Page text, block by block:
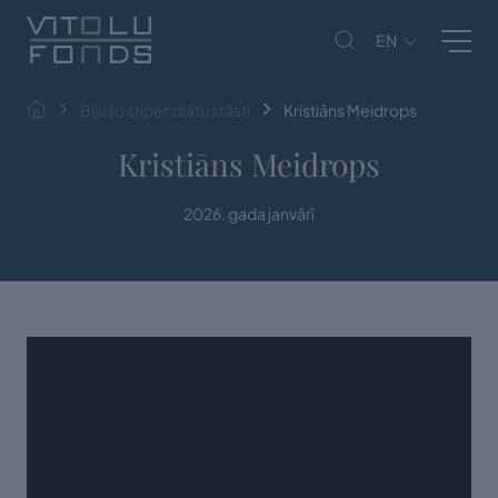
EN
Bijušo stipendiātu stāsti Kristiāns Meidrops
Kristiāns Meidrops
2026. gada janvārī